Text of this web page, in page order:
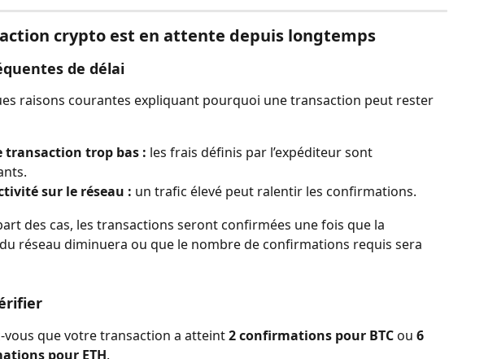
crypto est en attente depuis longtemps
de délai
raisons courantes expliquant pourquoi une transaction peut rester
transaction trop bas : les frais définis par l’expéditeur sont
sur le réseau : un trafic élevé peut ralentir les confirmations.
des cas, les transactions seront confirmées une fois que la
réseau diminuera ou que le nombre de confirmations requis sera
vous que votre transaction a atteint 2 confirmations pour BTC ou 6
pour ETH.